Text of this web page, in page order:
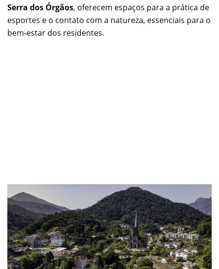
Serra dos Órgãos, oferecem espaços para a prática de
esportes e o contato com a natureza, essenciais para o
bem-estar dos residentes.